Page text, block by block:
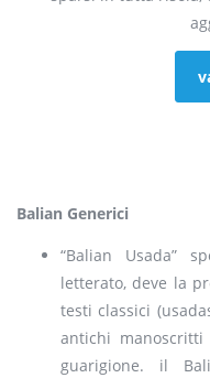
Balian Generici
“Balian Usada”
letterato, deve la
testi classici
antichi
guarigione. il